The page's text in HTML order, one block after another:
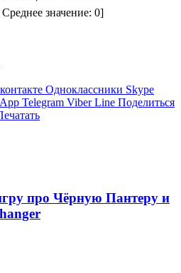
Среднее значение: 0]
Одноклассники Skype
Telegram Viber Line Поделиться
про Чёрную Пантеру и